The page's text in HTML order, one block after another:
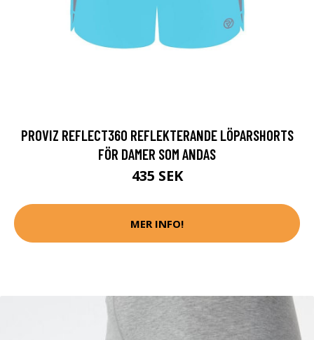
PROVIZ REFLECT360 REFLEKTERANDE LÖPARSHORTS
FÖR DAMER SOM ANDAS
435 SEK
MER INFO!